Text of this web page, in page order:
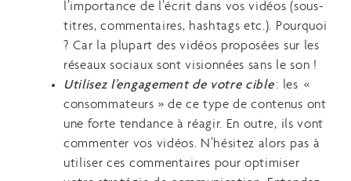
l’importance de l’écrit dans vos vidéos (sous-
titres, commentaires, hashtags etc.). Pourquoi
? Car la plupart des vidéos proposées sur les
réseaux sociaux sont visionnées sans le son !
Utilisez l’engagement de votre cible : les «
consommateurs » de ce type de contenus ont
une forte tendance à réagir. En outre, ils vont
commenter vos vidéos. N’hésitez alors pas à
utiliser ces commentaires pour optimiser